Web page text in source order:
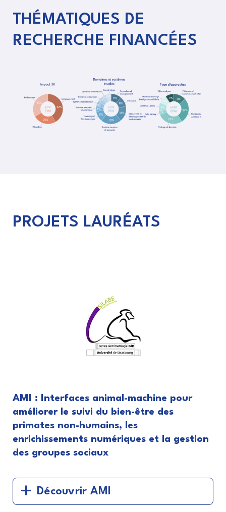
THÉMATIQUES DE
RECHERCHE FINANCÉES
PROJETS LAURÉATS
AMI : Interfaces animal-machine pour
améliorer le suivi du bien-être des
primates non-humains, les
enrichissements numériques et la gestion
des groupes sociaux
Découvrir AMI